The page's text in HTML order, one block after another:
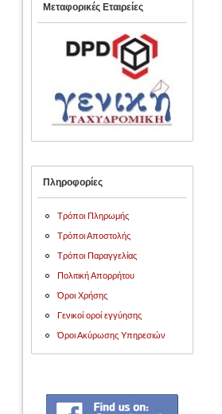
Μεταφορικές Εταιρείες
Πληροφορίες
Τρόποι Πληρωμής
Τρόποι Αποστολής
Τρόποι Παραγγελίας
Πολιτική Απορρήτου
Όροι Χρήσης
Γενικοί οροί εγγύησης
Όροι Ακύρωσης Υπηρεσιών